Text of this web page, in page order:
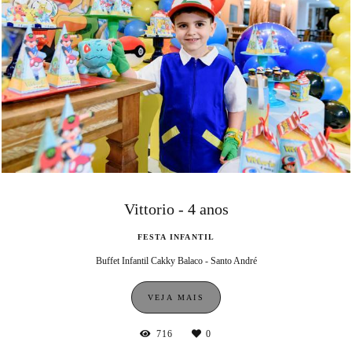
Vittorio - 4 anos
FESTA INFANTIL
Buffet Infantil Cakky Balaco - Santo André
VEJA MAIS
716 0